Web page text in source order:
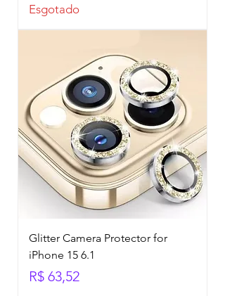
Esgotado
Glitter Camera Protector for
iPhone 15 6.1
Preço
R$ 63,52